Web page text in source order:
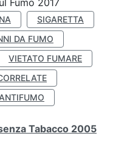
Fumo 2017
SIGARETTA
DA FUMO
VIETATO FUMARE
Tabacco 2005